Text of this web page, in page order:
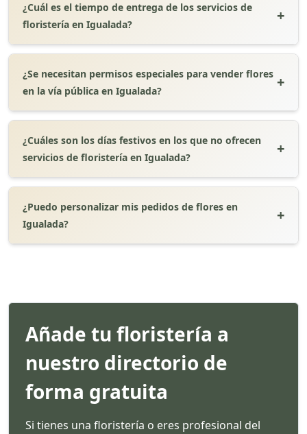
¿Cuál es el tiempo de entrega de los servicios de
floristería en Igualada?
¿Se necesitan permisos especiales para vender flores
en la vía pública en Igualada?
¿Cuáles son los días festivos en los que no ofrecen
servicios de floristería en Igualada?
¿Puedo personalizar mis pedidos de flores en
Igualada?
Añade tu floristería a
nuestro directorio de
forma gratuita
Si tienes una floristería o eres profesional del